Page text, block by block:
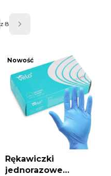
z 8 Następne produkty
Nowość
Rękawiczki
jednorazowe